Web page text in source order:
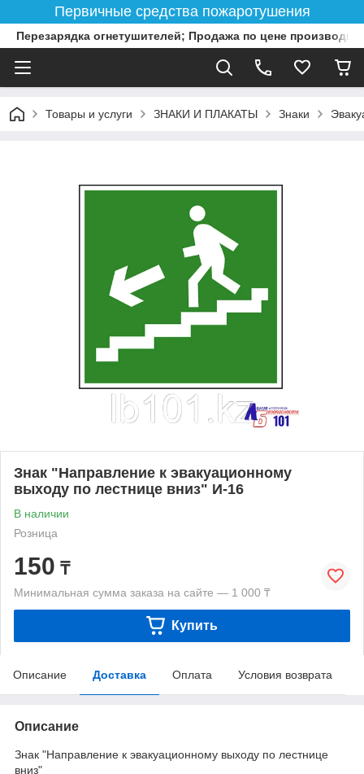
Первичные средства пожаротушения
Перезарядка огнетушителей; Продажа по цене
Товары и услуги ЗНАКИ И ПЛАКАТЫ Знаки
Знак "Направление к эвакуационному
выходу по лестнице вниз" И-16
В наличии
Розница
150 ₸
Минимальная сумма заказа на сайте — 1 000 ₸
Купить
Описание Доставка Оплата Условия возврата
Описание
Знак "Направление к эвакуационному выходу по лестнице
вниз"